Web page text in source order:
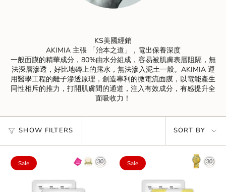
KS美國經銷
AKIMIA 主張 「治本之道」， 電出保養深度
一般面膜的精華成分，80%由水分組成，容易被肌膚表層阻隔，無
法深層滲透，好比地磚上的露水，無法滲入泥土一般。AKIMIA 運
用醫學工程的離子滲透原理，創造專利的微電流面膜，以電能產生
同性相斥的推力，打開肌膚間的通道，注入有效成分，有感提升全
面吸收力！
SHOW FILTERS SORT BY
Sale Sale